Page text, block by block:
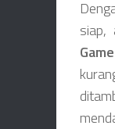
siap,